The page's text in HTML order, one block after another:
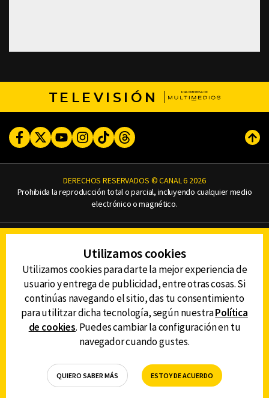
TELEVISIÓN
FacebookTwitterYoutubeInstagram
TikTokThreads
DERECHOS RESERVADOS © CANAL 6 2026
Prohibida la reproducción total o parcial, incluyendo cualquier medio
electrónico o magnético.
AVISO DE PRIVACIDAD
AVISO LEGAL
DEFENSORÍA DE LAS AUDIENCIAS
DESCARGA LA APP DE CANAL 6
Utilizamos cookies
Utilizamos cookies para darte la mejor experiencia de
usuario y entrega de publicidad, entre otras cosas. Si
continúas navegando el sitio, das tu consentimiento
para utilitzar dicha tecnología, según nuestraPolítica
de cookies. Puedes cambiar la configuración en tu
navegador cuando gustes.
QUIERO SABER MÁS ESTOY DE ACUERDO